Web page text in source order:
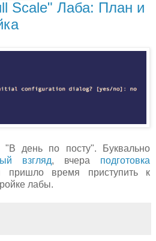
Scale" Лаба: План и
день по посту". Буквально
взгляд, вчера подготовка
пришло время приступить к
лабы.